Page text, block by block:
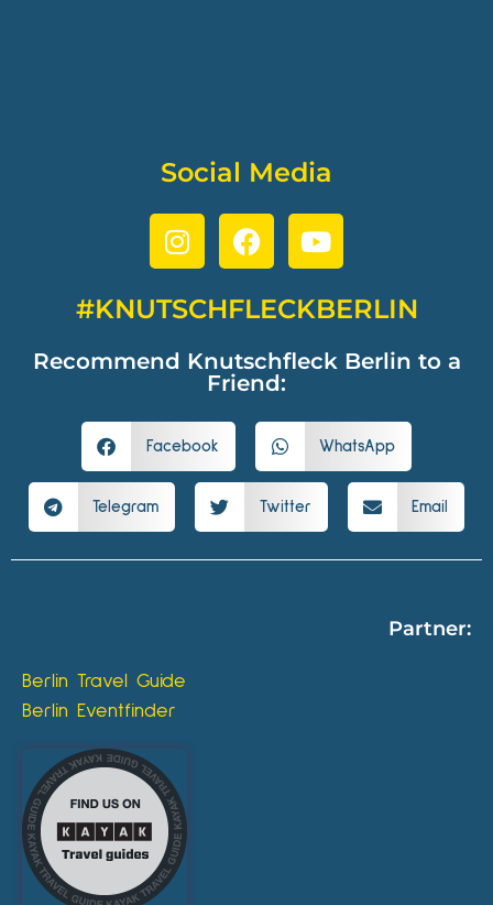
Social Media
#KNUTSCHFLECKBERLIN
Recommend Knutschfleck Berlin to a
Friend:
Facebook WhatsApp
Telegram Twitter Email
Partner:
Berlin Travel Guide
Berlin Eventfinder